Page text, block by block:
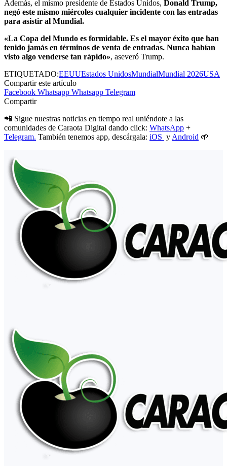
Además, el mismo presidente de Estados Unidos, Donald Trump,
negó este mismo miércoles cualquier incidente con las entradas
para asistir al Mundial.
«La Copa del Mundo es formidable. Es el mayor éxito que han
tenido jamás en términos de venta de entradas. Nunca habían
visto algo venderse tan rápido», aseveró Trump.
ETIQUETADO:EEUUEstados UnidosMundialMundial 2026USA
Compartir este artículo
Facebook Whatsapp Whatsapp Telegram
Compartir
📲 Sigue nuestras noticias en tiempo real uniéndote a las
comunidades de Caraota Digital dando click: WhatsApp +
Telegram. También tenemos app, descárgala: iOS y Android 🌱